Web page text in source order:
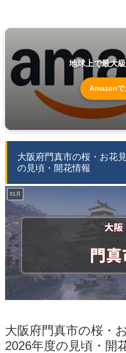
地球上で最大
Amazonで
大阪府門真市の桜・お花
の見頃・開花情報
01月
大阪府門真市の桜・
2026年度の見頃・開